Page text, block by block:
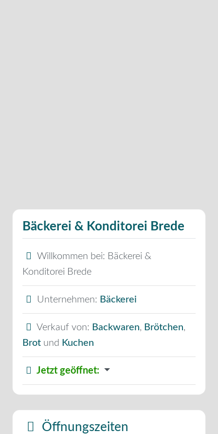
Bäckerei & Konditorei Brede
Willkommen bei: Bäckerei &
Konditorei Brede
Unternehmen: Bäckerei
Verkauf von: Backwaren, Brötchen,
Brot und Kuchen
Jetzt geöffnet:
Öffnungszeiten